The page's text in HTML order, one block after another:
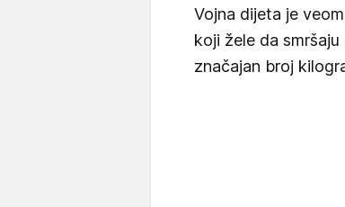
Vojna dijeta je
koji žele da
značajan broj